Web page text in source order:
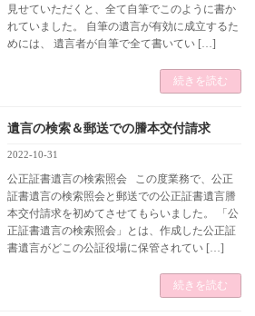
見せていただくと、全て自筆でこのように書か
れていました。 自筆の遺言が有効に成立するた
めには、 遺言者が自筆で全て書いてい […]
続きを読む
遺言の検索＆郵送での謄本交付請求
2022-10-31
公正証書遺言の検索照会 この度業務で、公正
証書遺言の検索照会と郵送での公正証書遺言謄
本交付請求を初めてさせてもらいました。 「公
正証書遺言の検索照会」とは、作成した公正証
書遺言がどこの公証役場に保管されてい […]
続きを読む